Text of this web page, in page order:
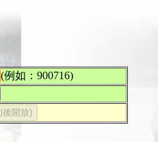
(例如：900716)